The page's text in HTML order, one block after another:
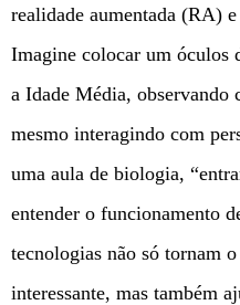
realidade aumentada (RA)
Imagine colocar um óculos
a Idade Média, observando
mesmo interagindo com
uma aula de biologia,
entender o funcionamento
tecnologias não só tornam
interessante, mas também